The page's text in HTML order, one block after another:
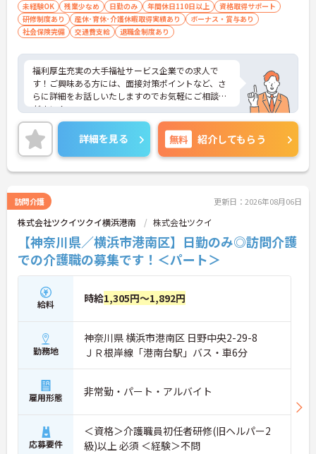
未経験OK 残業少なめ 日勤のみ 年間休日110日以上
資格取得サポート
研修制度あり
産休･育休･介護休暇取得実績あり
ボーナス・賞与あり
社会保険完備
交通費支給 退職金制度あり
福利厚生充実の大手福祉サービス企業での求人で
す！ご興味ある方には、面接対策ポイントなど、さ
らに詳細をお話しいたしますのでお気軽にご相談く
ださい！
詳細を見る 無料 紹介してもらう
訪問介護 更新日：2026年08月06日
株式会社ツクイツクイ横浜港南 株式会社ツクイ
【神奈川県／横浜市港南区】日勤のみ◎訪問介護
での介護職の募集です！＜パート＞
給料 時給1,305円～1,892円
勤務地
神奈川県 横浜市港南区 日野中央2-29-8
ＪＲ根岸線「港南台駅」バス・車6分
雇用形態 非常勤・パート・アルバイト
応募要件
＜資格＞介護職員初任者研修(旧ヘルパー2
級)以上 必須 ＜経験＞不問